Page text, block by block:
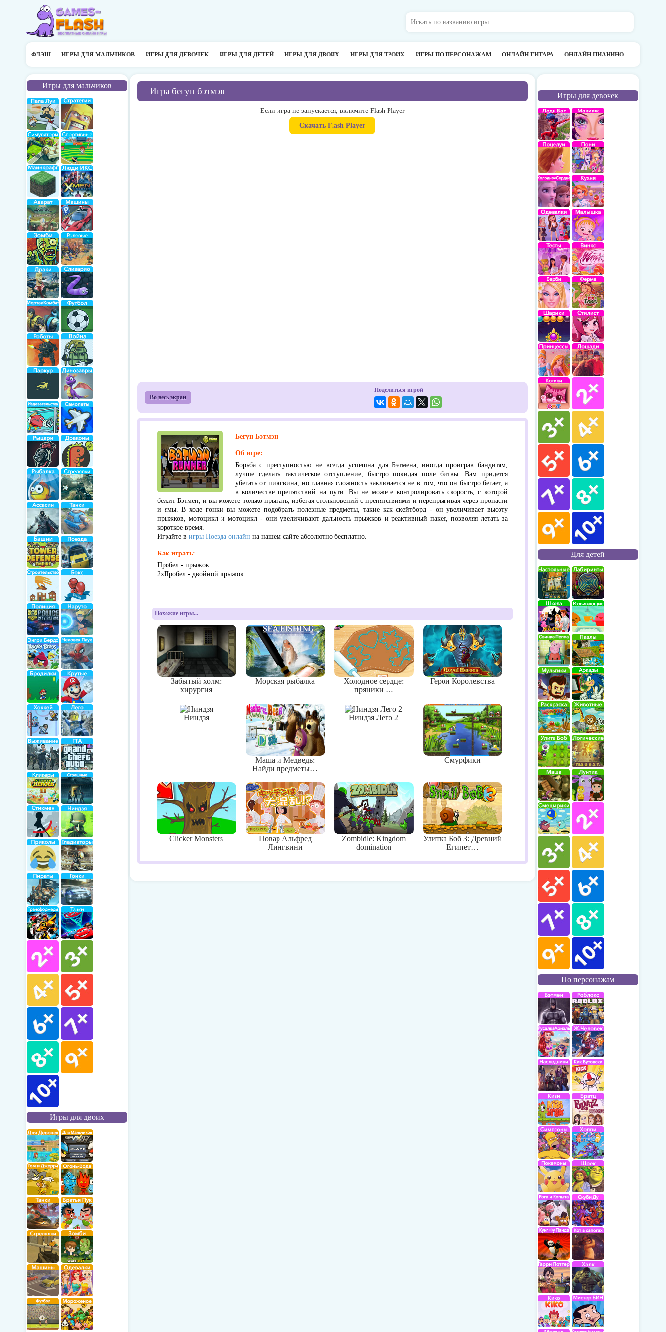
ФЛЭШ ИГРЫ ДЛЯ МАЛЬЧИКОВ ИГРЫ ДЛЯ ДЕВОЧЕК ИГРЫ ДЛЯ ДЕТЕЙ ИГРЫ ДЛЯ ДВОИХ ИГРЫ ДЛЯ ТРОИХ ИГРЫ ПО ПЕРСОНАЖАМ ОНЛАЙН ГИТАРА ОНЛАЙН ПИАНИНО
Игры для мальчиков
Игры для двоих
Игра бегун бэтмэн
Если игра не запускается, включите Flash Player
Скачать Flash Player
Во весь экран
Поделиться игрой
Бегун Бэтмэн
Об игре:
Борьба с преступностью не всегда успешна для Бэтмена, иногда проиграв бандитам,
лучше сделать тактическое отступление, быстро покидая поле битвы. Вам придется
убегать от пингвина, но главная сложность заключается не в том, что он быстро бегает, а
в количестве препятствий на пути. Вы не можете контролировать скорость, с которой
бежит Бэтмен, и вы можете только прыгать, избегая столкновений с препятствиями и перепрыгивая через пропасти
и ямы. В ходе гонки вы можете подобрать полезные предметы, такие как скейтборд - он увеличивает высоту
прыжков, мотоцикл и мотоцикл - они увеличивают дальность прыжков и реактивный пакет, позволяя летать за
короткое время.
Играйте в игры Поезда онлайн на нашем сайте абсолютно бесплатно.
Как играть:
Пробел - прыжок
2xПробел - двойной прыжок
Похожие игры...
Забытый холм:
хирургия
Морская рыбалка
Холодное сердце:
пряники …
Герои Королевства
Ниндзя
Маша и Медведь:
Найди предметы…
Ниндзя Лего 2
Смурфики
Clicker Monsters
Повар Альфред
Лингвини
Zombidle: Kingdom
domination
Улитка Боб 3: Древний
Египет…
Игры для девочек
Для детей
По персонажам